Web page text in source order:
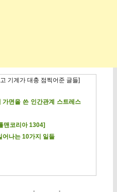
기계가 대충 점찍어준 글들]
면을 쓴 인간관계 스트레스
맨코리아 1304]
어나는 10가지 일들